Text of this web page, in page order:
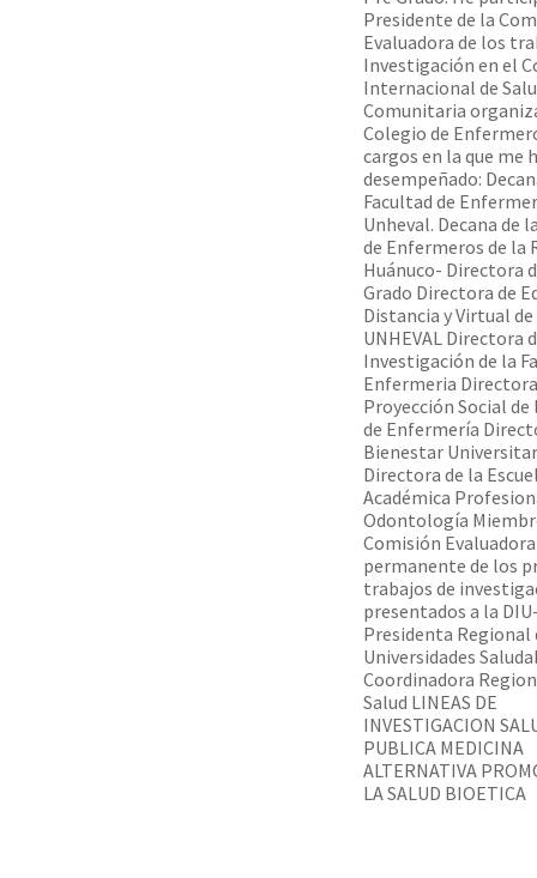
Presidente de la
Evaluadora de los
Investigación en el
Internacional de
Comunitaria
Colegio de
cargos en la que me
desempeñado:
Facultad de
Unheval. Decana de
de Enfermeros de la
Huánuco- Directora
Grado Directora de
Distancia y Virtual
UNHEVAL Directora
Investigación de la
Enfermeria
Proyección Social de
de Enfermería
Bienestar
Directora de la
Académica
Odontología
Comisión Evaluadora
permanente de los
trabajos de
presentados a la
Presidenta Regional
Universidades
Coordinadora
Salud LINEAS DE
INVESTIGACION
PUBLICA MEDICINA
ALTERNATIVA
LA SALUD BIOETICA